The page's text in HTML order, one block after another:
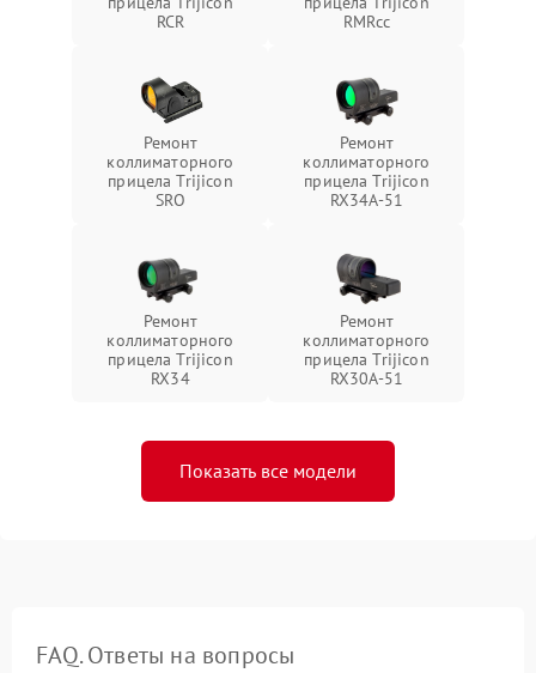
RCR
RMRcc
Ремонт
коллиматорного
прицела Trijicon
SRO
Ремонт
коллиматорного
прицела Trijicon
RX34A-51
Ремонт
коллиматорного
прицела Trijicon
RX34
Ремонт
коллиматорного
прицела Trijicon
RX30A-51
Показать все модели
FAQ. Ответы на вопросы